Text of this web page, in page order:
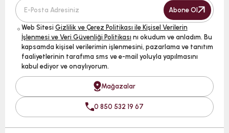
Abone Ol
Web Sitesi Gizlilik ve Çerez Politikası ile Kişisel Verilerin
İşlenmesi ve Veri Güvenliği Politikası nı okudum ve anladım. Bu
kapsamda kişisel verilerimin işlenmesini, pazarlama ve tanıtım
faaliyetlerinin tarafıma sms ve e-mail yoluyla yapılmasını
kabul ediyor ve onaylıyorum.
Mağazalar
0 850 532 19 67